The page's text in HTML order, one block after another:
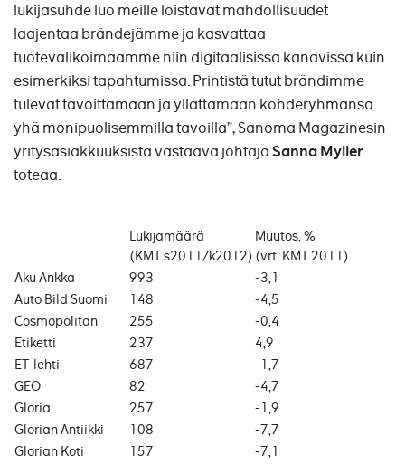
lukijasuhde luo meille loistavat mahdollisuudet
laajentaa brändejämme ja kasvattaa
tuotevalikoimaamme niin digitaalisissa kanavissa kuin
esimerkiksi tapahtumissa. Printistä tutut brändimme
tulevat tavoittamaan ja yllättämään kohderyhmänsä
yhä monipuolisemmilla tavoilla”, Sanoma Magazinesin
yritysasiakkuuksista vastaava johtajaSanna Myller
toteaa.
Lukijamäärä
(KMT s2011/k2012)
Muutos, %
(vrt. KMT 2011)
Aku Ankka
993
-3,1
Auto Bild Suomi
148
-4,5
Cosmopolitan
255
-0,4
Etiketti
237
4,9
ET-lehti
687
-1,7
GEO
82
-4,7
Gloria
257
-1,9
Glorian Antiikki
108
-7,7
Glorian Koti
157
-7,1